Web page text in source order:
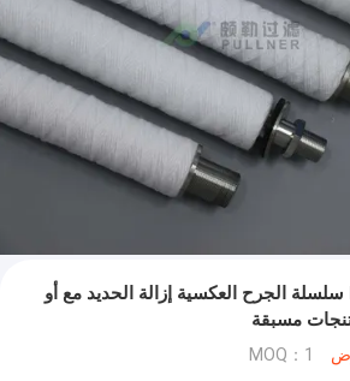
مرشحات الجروح PP سلسلة الجرح العكسية إزالة الحديد مع أو
مسبقة
MOQ：1